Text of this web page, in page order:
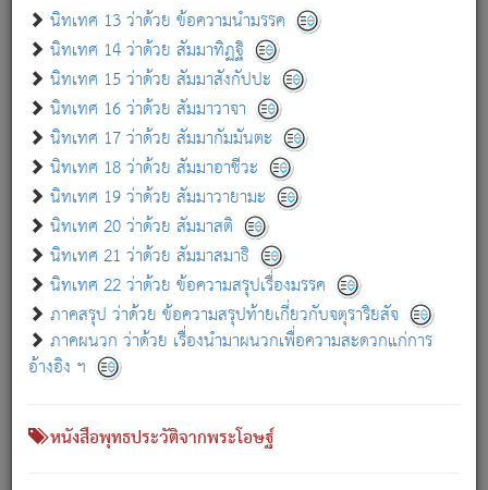
นิทเทศ 13 ว่าด้วย ข้อความนำมรรค
นิทเทศ 14 ว่าด้วย สัมมาทิฏฐิ
นิทเทศ 15 ว่าด้วย สัมมาสังกัปปะ
นิทเทศ 16 ว่าด้วย สัมมาวาจา
นิทเทศ 17 ว่าด้วย สัมมากัมมันตะ
นิทเทศ 18 ว่าด้วย สัมมาอาชีวะ
นิทเทศ 19 ว่าด้วย สัมมาวายามะ
นิทเทศ 20 ว่าด้วย สัมมาสติ
นิทเทศ 21 ว่าด้วย สัมมาสมาธิ
นิทเทศ 22 ว่าด้วย ข้อความสรุปเรื่องมรรค
ภาคสรุป ว่าด้วย ข้อความสรุปท้ายเกี่ยวกับจตุราริยสัจ
ภาคผนวก ว่าด้วย เรื่องนำมาผนวกเพื่อความสะดวกแก่การ
อ้างอิง ฯ
หนังสือพุทธประวัติจากพระโอษฐ์
เกี่ยวกับธรรมโฆษณ์ออนไลน์ (Disclaimer)
แม้ระบบ "ธรรมโฆษณ์ออนไลน์" พยายามปรับปรุงข้อมูลให้ถูกต้องมากที่สุด
ผู้ศึกษาก็พึงตรวจสอบกับตัวเล่มหนังสือต้นฉบับ ที่มีการพิมพ์ครั้งล่าสุด
ก่อนนำข้อมูลไปใช้ในการอ้างอิง"
เกี่ยวกับอัตถจารี|เกี่ยวกับการพัฒนา|แจ้งข้อผิดพลาด / แนะนำ
หนังสือที่เกี่ยวข้อง